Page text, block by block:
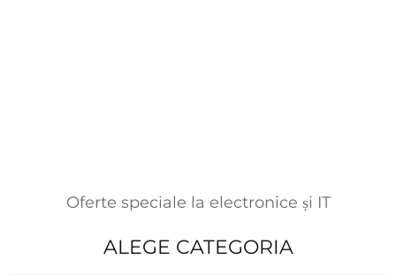
Oferte speciale la electronice și IT
ALEGE CATEGORIA